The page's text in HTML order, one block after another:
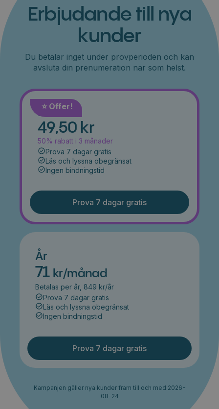
Erbjudande till nya
kunder
Du betalar inget under provperioden och kan
avsluta din prenumeration när som helst.
⭐️ Offer!
Månad
49,50 kr
50% rabatt i 3 månader
Prova 7 dagar gratis
Läs och lyssna obegränsat
Ingen bindningstid
Prova 7 dagar gratis
År
71 kr/månad
Betalas per år, 849 kr/år
Prova 7 dagar gratis
Läs och lyssna obegränsat
Ingen bindningstid
Prova 7 dagar gratis
Kampanjen gäller nya kunder fram till och med 2026-
08-24